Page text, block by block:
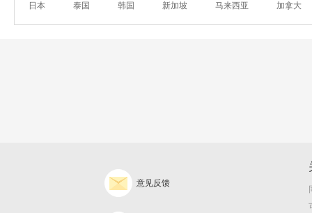
日本 泰国 韩国 新加坡 马来西亚 加拿大
意见反馈